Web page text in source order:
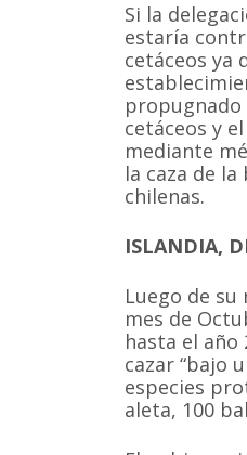
Si la
estaría
cetáceos ya
propugnado
cetáceos y
mediante
la caza de
chilenas.
ISLANDIA,
Luego de
mes de
hasta el año
cazar “bajo
especies
aleta, 100